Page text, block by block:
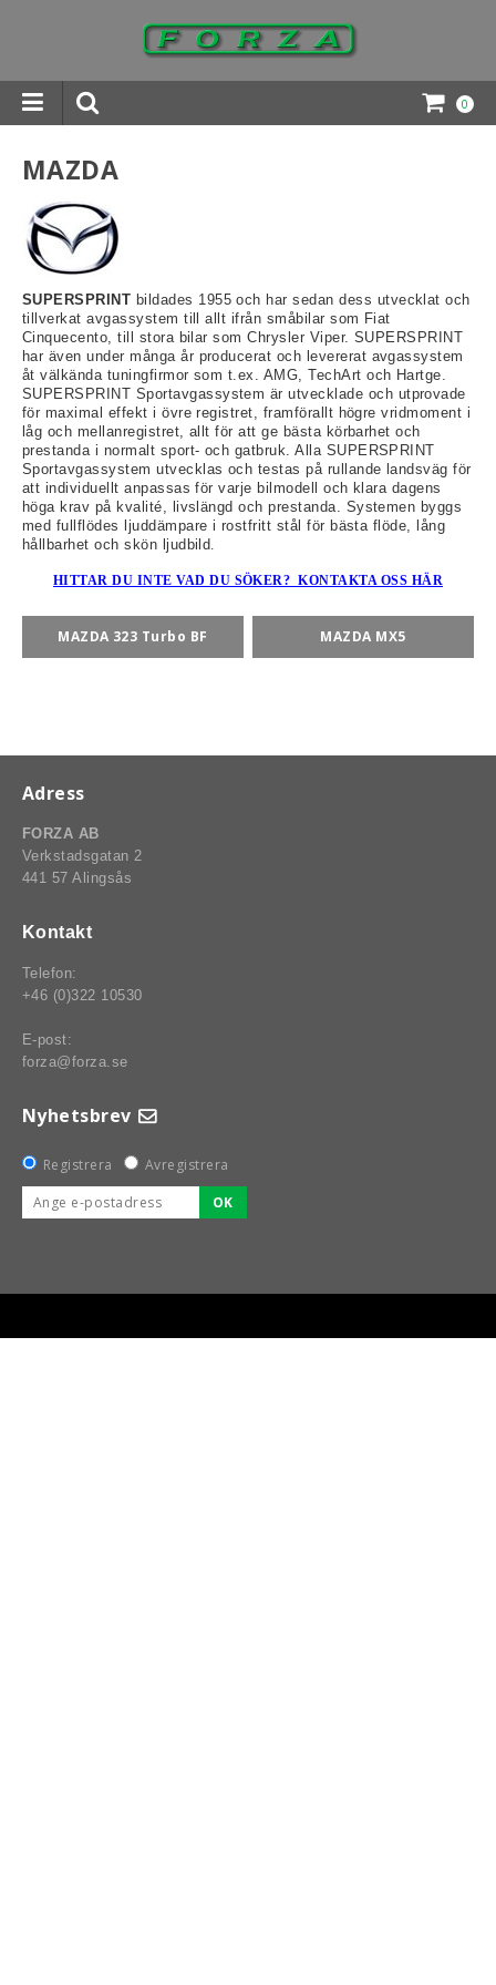
0
Rally-Racing-Klassiker
MAZDA
SUPERSPRINT bildades 1955 och har sedan dess utvecklat och
tillverkat avgassystem till allt ifrån småbilar som Fiat
Cinquecento, till stora bilar som Chrysler Viper. SUPERSPRINT
har även under många år producerat och levererat avgassystem
åt välkända tuningfirmor som t.ex. AMG, TechArt och Hartge.
SUPERSPRINT Sportavgassystem är utvecklade och utprovade
för maximal effekt i övre registret, framförallt högre vridmoment i
låg och mellanregistret, allt för att ge bästa körbarhet och
prestanda i normalt sport- och gatbruk. Alla SUPERSPRINT
Sportavgassystem utvecklas och testas på rullande landsväg för
att individuellt anpassas för varje bilmodell och klara dagens
höga krav på kvalité, livslängd och prestanda. Systemen byggs
med fullflödes ljuddämpare i rostfritt stål för bästa flöde, lång
hållbarhet och skön ljudbild
HITTAR DU INTE VAD DU SÖKER? KONTAKTA OSS HÄR
MAZDA 323 Turbo BF MAZDA MX5
Adress
FORZA AB
Verkstadsgatan 2
441 57 Alingsås
Kontakt
Telefon:
+46 (0)322 10530
E-post:
forza@forza.se
Nyhetsbrev
Registrera
Avregistrera
OK